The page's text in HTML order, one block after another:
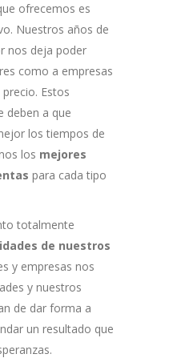
ofrecemos es
Nuestros años de
nos deja poder
como a empresas
Estos
deben a que
los tiempos de
los mejores
para cada tipo
totalmente
de nuestros
y empresas nos
y nuestros
de dar forma a
un resultado que